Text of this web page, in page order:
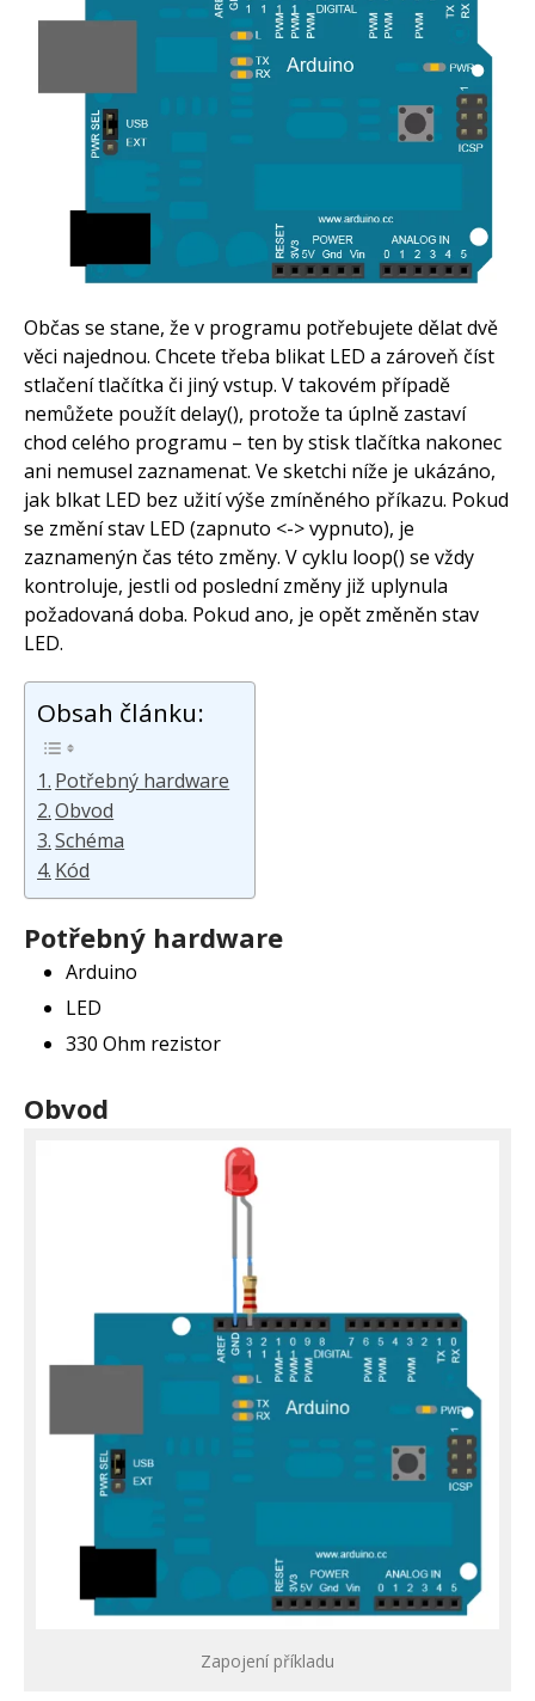
Začínáme s Arduinem
Arduino Software
Arduino s Massimem Banzim
Tinylab
Makeblock
Micro:bit
Videa
Koupit
Občas se stane, že v programu potřebujete dělat dvě
věci najednou. Chcete třeba blikat LED a zároveň číst
stlačení tlačítka či jiný vstup. V takovém případě
nemůžete použít delay(), protože ta úplně zastaví
chod celého programu – ten by stisk tlačítka nakonec
ani nemusel zaznamenat. Ve sketchi níže je ukázáno,
jak blkat LED bez užití výše zmíněného příkazu. Pokud
se změní stav LED (zapnuto <-> vypnuto), je
zaznamenýn čas této změny. V cyklu loop() se vždy
kontroluje, jestli od poslední změny již uplynula
požadovaná doba. Pokud ano, je opět změněn stav
LED.
Obsah článku:
Potřebný hardware
Obvod
Schéma
Kód
Potřebný hardware
Arduino
LED
330 Ohm rezistor
Obvod
Zapojení příkladu